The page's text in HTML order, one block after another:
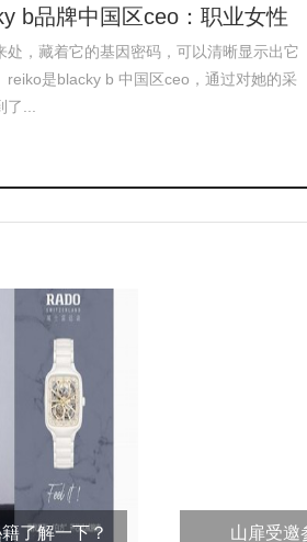
b品牌中国区ceo：职业女性
处，藏着它的基因密码，可以清晰显示出它
reiko是blacky b 中国区ceo，通过对她的采
...
了解一下？ 山扉受邀